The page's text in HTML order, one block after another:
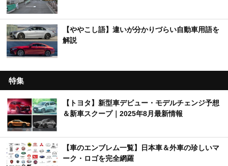
【ややこし語】違いが分かりづらい自動車用語を
解説
特集
【トヨタ】新型車デビュー・モデルチェンジ予想
＆新車スクープ｜2025年8月最新情報
【車のエンブレム一覧】日本車＆外車の珍しいマ
ーク・ロゴを完全網羅